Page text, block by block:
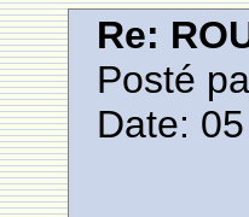
Re:
Posté
Date: